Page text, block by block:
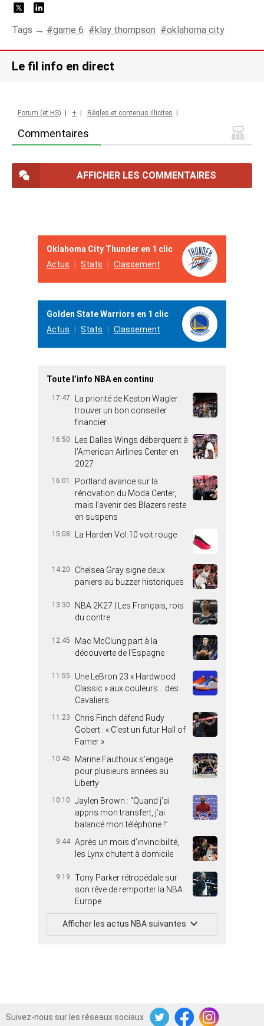
Tags → game 6 klay thompson oklahoma city
Le fil info en direct
Commentaires
Forum (et HS) | + | Règles et contenus illicites |
AFFICHER LES COMMENTAIRES
Oklahoma City Thunder en 1 clic
Actus
Stats Classement
Golden State Warriors en 1 clic
Actus
Stats Classement
Toute l’info NBA en continu
17:47
La priorité de Keaton Wagler :
trouver un bon conseiller
financier
16:50
Les Dallas Wings débarquent à
l’American Airlines Center en
2027
16:01
Portland avance sur la
rénovation du Moda Center,
mais l’avenir des Blazers reste
en suspens
15:08 La Harden Vol.10 voit rouge
14:20
Chelsea Gray signe deux
paniers au buzzer historiques
13:30
NBA 2K27 | Les Français, rois
du contre
12:45
Mac McClung part à la
découverte de l’Espagne
11:55
Une LeBron 23 « Hardwood
Classic » aux couleurs… des
Cavaliers
11:23
Chris Finch défend Rudy
Gobert : « C’est un futur Hall of
Famer »
10:46
Marine Fauthoux s’engage
pour plusieurs années au
Liberty
10:10
Jaylen Brown : “Quand j’ai
appris mon transfert, j’ai
balancé mon téléphone !”
9:44 Après un mois d’invincibilité,
les Lynx chutent à domicile
9:19
Tony Parker rétropédale sur
son rêve de remporter la NBA
Europe
Afficher les actus NBA suivantes
Suivez-nous sur les réseaux sociaux
TwitterFacebookInstagram